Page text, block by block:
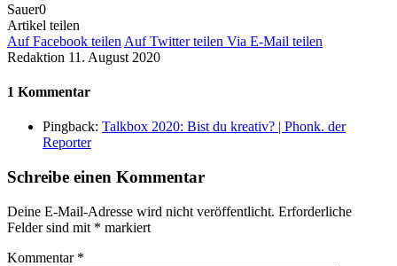
Sauer0
Artikel teilen
Auf Facebook teilen Auf Twitter teilen Via E-Mail teilen
Redaktion 11. August 2020
1 Kommentar
Pingback: Talkbox 2020: Bist du kreativ? | Phonk. der
Reporter
Schreibe einen Kommentar
Deine E-Mail-Adresse wird nicht veröffentlicht. Erforderliche
Felder sind mit * markiert
Kommentar *